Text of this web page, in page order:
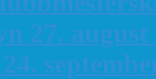
27. august